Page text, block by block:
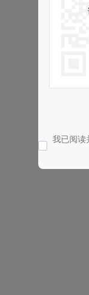
我已阅读